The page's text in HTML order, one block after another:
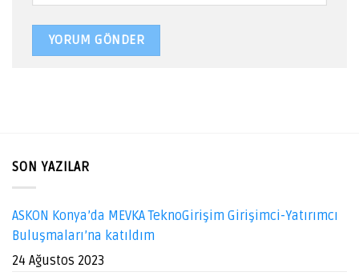
SON YAZILAR
ASKON Konya’da MEVKA TeknoGirişim Girişimci-Yatırımcı
Buluşmaları’na katıldım
24 Ağustos 2023